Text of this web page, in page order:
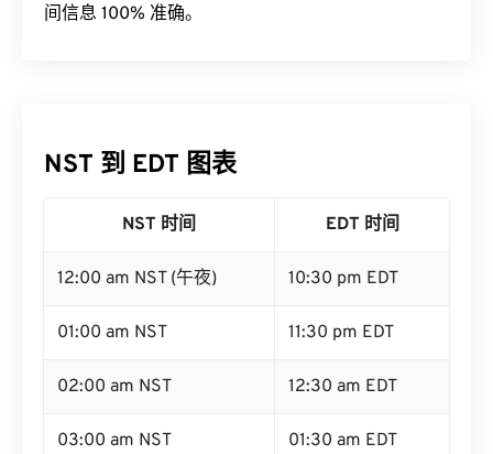
间信息 100% 准确。
NST 到 EDT 图表
NST 时间 EDT 时间
12:00 am NST (午夜) 10:30 pm EDT
01:00 am NST 11:30 pm EDT
02:00 am NST 12:30 am EDT
03:00 am NST 01:30 am EDT